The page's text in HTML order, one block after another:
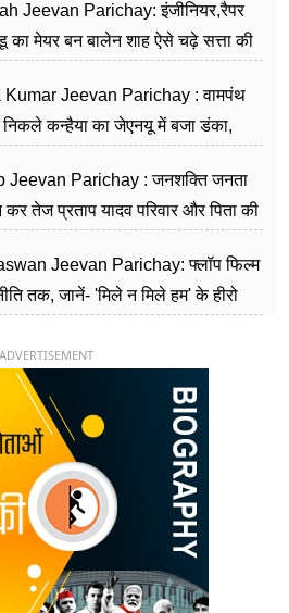
Jeevan Parichay: इंजीनियर,रैपर
का मेयर बन बालेन शाह ऐसे चढ़े सत्ता की
Kumar Jeevan Parichay : वामपंथ
निकले कन्हैया का जेएनयू में बजा डंका,
Jeevan Parichay : जनशक्ति जनता
तेज प्रताप यादव परिवार और पिता की
Jeevan Parichay: फ्लॉप फिल्म
तक, जानें- 'मिले न मिले हम' के हीरो
ADVERTISEMENT